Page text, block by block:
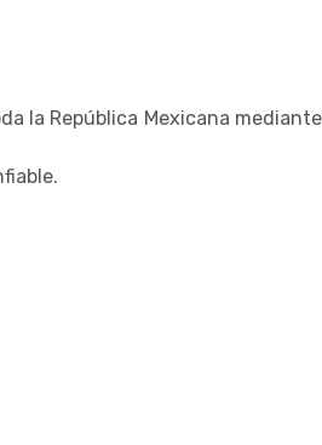
la República Mexicana mediante